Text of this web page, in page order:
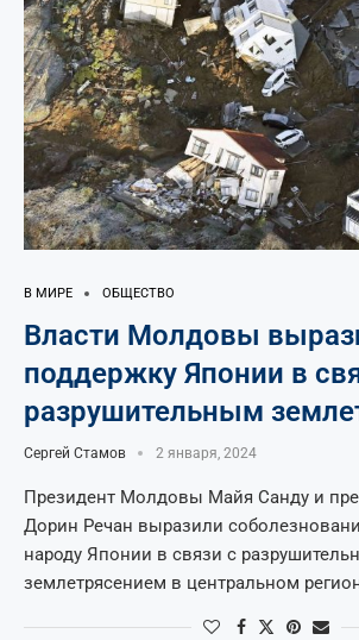
В МИРЕ ОБЩЕСТВО
Власти Молдовы
поддержку Японии в
разрушительным
Сергей Стамов 2 января, 2024
Президент Молдовы Майя Санду и
Дорин Речан выразили
народу Японии в связи с
землетрясением в центральном